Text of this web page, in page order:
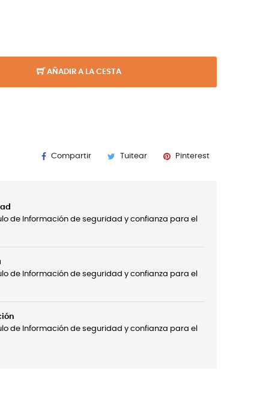
AÑADIR A LA CESTA
Compartir Tuitear Pinterest
de Información de seguridad y confianza para el
de Información de seguridad y confianza para el
de Información de seguridad y confianza para el